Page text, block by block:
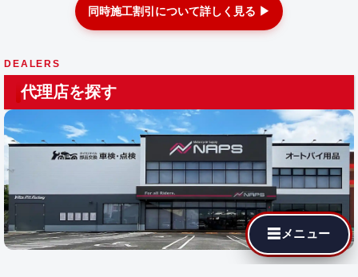
同時施工割引について詳しく見る ▶
DEALERS
代理店を探す
☰ メニュー